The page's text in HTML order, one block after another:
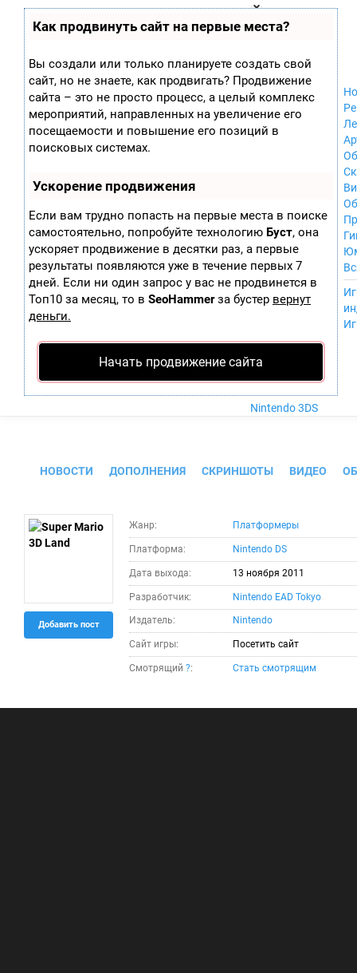
Как продвинуть сайт на первые места?
Вы создали или только планируете создать свой
сайт, но не знаете, как продвигать? Продвижение
сайта – это не просто процесс, а целый комплекс
мероприятий, направленных на увеличение его
посещаемости и повышение его позиций в
поисковых системах.
Ускорение продвижения
Если вам трудно попасть на первые места в поиске
самостоятельно, попробуйте технологию Буст, она
ускоряет продвижение в десятки раз, а первые
результаты появляются уже в течение первых 7
дней. Если ни один запрос у вас не продвинется в
Топ10 за месяц, то в SeoHammerза бустер вернут
деньги.
Начать продвижение сайта
играх
ла
ор
м
ы
Xbox 360
Nintendo Wii
Nintendo
GameCube
PlayStation
PlayStation 2
Portable
Nintendo DS
Android
iOS
MacOS
Sega Mega Drive
Mobile
Nintendo Wii U
Nintendo 3DS
НОВОСТИ ДОПОЛНЕНИЯ СКРИНШОТЫ ВИДЕО
Жанр: Платформеры
Платформа: Nintendo DS
Дата выхода: 13 ноября 2011
Разработчик: Nintendo EAD Tokyo
Издатель: Nintendo
Сайт игры: Посетить сайт
Смотрящий ?: Стать смотрящим
Добавить пост